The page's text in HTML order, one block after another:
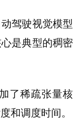
驾驶视觉模型
是典型的稠密
了稀疏张量核
和调度时间。